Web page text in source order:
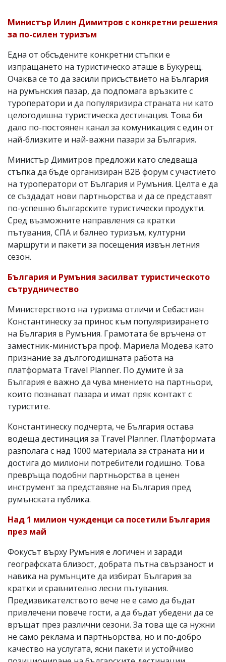
Министър Илин Димитров с конкретни решения
за по-силен туризъм
Една от обсъдените конкретни стъпки е
изпращането на туристическо аташе в Букурещ.
Очаква се то да засили присъствието на България
на румънския пазар, да подпомага връзките с
туроператори и да популяризира страната ни като
целогодишна туристическа дестинация. Това би
дало по-постоянен канал за комуникация с един от
най-близките и най-важни пазари за България.
Министър Димитров предложи като следваща
стъпка да бъде организиран B2B форум с участието
на туроператори от България и Румъния. Целта е да
се създадат нови партньорства и да се представят
по-успешно българските туристически продукти.
Сред възможните направления са кратки
пътувания, СПА и балнео туризъм, културни
маршрути и пакети за посещения извън летния
сезон.
България и Румъния засилват туристическото
сътрудничество
Министерството на туризма отличи и Себастиан
Константинеску за принос към популяризирането
на България в Румъния. Грамотата бе връчена от
заместник-министъра проф. Мариела Модева като
признание за дългогодишната работа на
платформата Travel Planner. По думите ѝ за
България е важно да чува мнението на партньори,
които познават пазара и имат пряк контакт с
туристите.
Константинеску подчерта, че България остава
водеща дестинация за Travel Planner. Платформата
разполага с над 1000 материала за страната ни и
достига до милиони потребители годишно. Това
превръща подобни партньорства в ценен
инструмент за представяне на България пред
румънската публика.
Над 1 милион чужденци са посетили България
през май
Фокусът върху Румъния е логичен и заради
географската близост, добрата пътна свързаност и
навика на румънците да избират България за
кратки и сравнително лесни пътувания.
Предизвикателството вече не е само да бъдат
привлечени повече гости, а да бъдат убедени да се
връщат през различни сезони. За това ще са нужни
не само реклама и партньорства, но и по-добро
качество на услугата, ясни пакети и устойчиво